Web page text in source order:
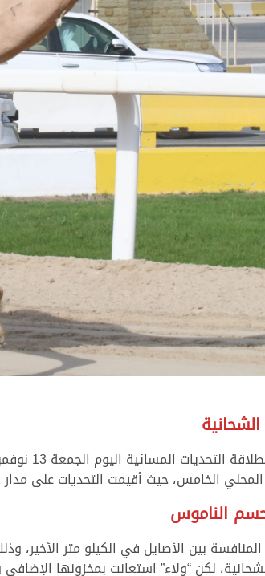
الخامس، حيث أقيمت التحديات على مدار 11 شوطاً من مسافة الثمانية كيلومترات، وفيها..
الناموس
بين الأصايل في الكيلو متر